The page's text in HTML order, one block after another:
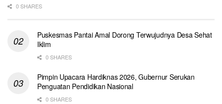
0 SHARES
Puskesmas Pantai Amal Dorong Terwujudnya Desa Sehat
Iklim
0 SHARES
Pimpin Upacara Hardiknas 2026, Gubernur Serukan
Penguatan Pendidikan Nasional
0 SHARES